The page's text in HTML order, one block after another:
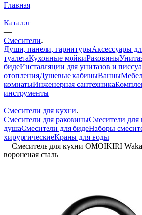
Главная
—
Каталог
—
Смесители
Души, панели, гарнитурыАксессуары
туалетаКухонные мойкиРаковины
бидеИнсталляции для унитазов и
отопленияДушевые кабиныВанны
комнатыИнженерная сантехника
инструменты
—
Смесители для кухни
Смесители для раковиныСмесители для
душаСмесители для бидеНаборы
хирургическиеКраны для воды
—Смеситель для кухни OMOIKIRI
вороненая сталь